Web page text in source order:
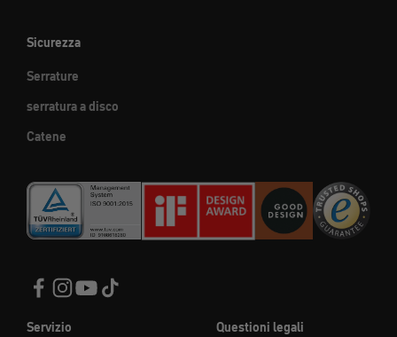
Sicurezza
Serrature
serratura a disco
Catene
Servizio
Questioni legali